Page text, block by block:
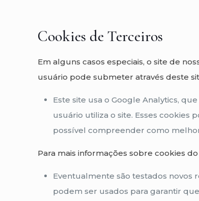
Cookies de Terceiros
Em alguns casos especiais, o site de
usuário pode submeter através deste
Este site usa o Google Analytics,
usuário utiliza o site. Esses cookies
possível compreender como
Para mais informações sobre cookies do
Eventualmente são testados novos
podem ser usados para garantir